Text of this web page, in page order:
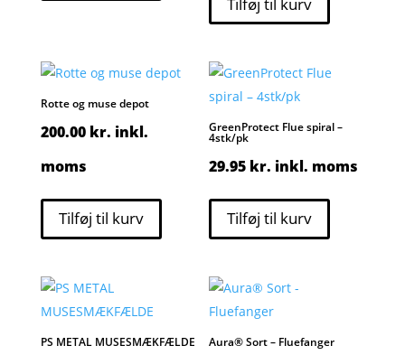
Rotte og muse depot
200.00 kr. inkl.
moms
Tilføj til kurv
GreenProtect Flue spiral –
4stk/pk
29.95 kr. inkl. moms
Tilføj til kurv
PS METAL MUSESMÆKFÆLDE Aura® Sort – Fluefanger